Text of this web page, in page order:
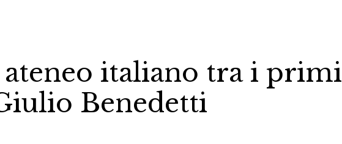
ateneo italiano tra i primi
Benedetti